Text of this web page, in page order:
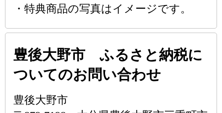
・特典商品の写真はイメージです。
豊後大野市 ふるさと納税に
ついてのお問い合わせ
豊後大野市